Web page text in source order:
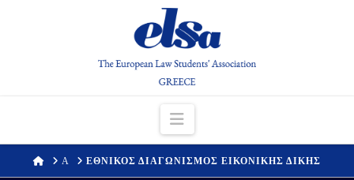
Navigation
HOME
Α ΕΘΝΙΚΟΣ ΔΙΑΓΩΝΙΣΜΟΣ ΕΙΚΟΝΙΚΗΣ ΔΙΚΗΣ